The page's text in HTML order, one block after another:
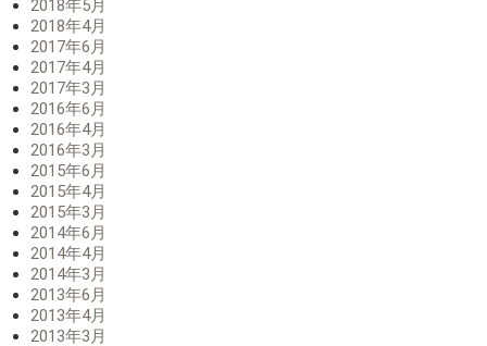
2018年5月
2018年4月
2017年6月
2017年4月
2017年3月
2016年6月
2016年4月
2016年3月
2015年6月
2015年4月
2015年3月
2014年6月
2014年4月
2014年3月
2013年6月
2013年4月
2013年3月